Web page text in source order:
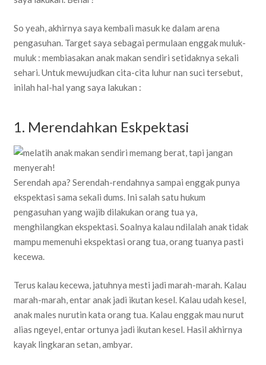
So yeah, akhirnya saya kembali masuk ke dalam arena
pengasuhan. Target saya sebagai permulaan enggak muluk-
muluk : membiasakan anak makan sendiri setidaknya sekali
sehari. Untuk mewujudkan cita-cita luhur nan suci tersebut,
inilah hal-hal yang saya lakukan :
1. Merendahkan Eskpektasi
Serendah apa? Serendah-rendahnya sampai enggak punya
ekspektasi sama sekali dums. Ini salah satu hukum
pengasuhan yang wajib dilakukan orang tua ya,
menghilangkan ekspektasi. Soalnya kalau ndilalah anak tidak
mampu memenuhi ekspektasi orang tua, orang tuanya pasti
kecewa.
Terus kalau kecewa, jatuhnya mesti jadi marah-marah. Kalau
marah-marah, entar anak jadi ikutan kesel. Kalau udah kesel,
anak males nurutin kata orang tua. Kalau enggak mau nurut
alias ngeyel, entar ortunya jadi ikutan kesel. Hasil akhirnya
kayak lingkaran setan, ambyar.